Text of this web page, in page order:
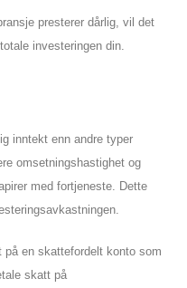
presterer dårlig, vil det
investeringen din.
inntekt enn andre typer
omsetningshastighet og
med fortjeneste. Dette
på en skattefordelt konto som
skatt på